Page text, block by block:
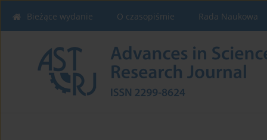
Bieżące wydanie O czasopiśmie Rada Naukowa